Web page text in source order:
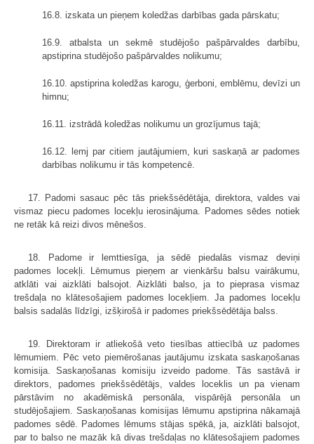
16.8. izskata un pieņem koledžas darbības gada pārskatu;
16.9. atbalsta un sekmē studējošo pašpārvaldes darbību,
apstiprina studējošo pašpārvaldes nolikumu;
16.10. apstiprina koledžas karogu, ģerboni, emblēmu, devīzi un
himnu;
16.11. izstrādā koledžas nolikumu un grozījumus tajā;
16.12. lemj par citiem jautājumiem, kuri saskaņā ar padomes
darbības nolikumu ir tās kompetencē.
17. Padomi sasauc pēc tās priekšsēdētāja, direktora, valdes vai
vismaz piecu padomes locekļu ierosinājuma. Padomes sēdes notiek
ne retāk kā reizi divos mēnešos.
18. Padome ir lemttiesīga, ja sēdē piedalās vismaz deviņi
padomes locekļi. Lēmumus pieņem ar vienkāršu balsu vairākumu,
atklāti vai aizklāti balsojot. Aizklāti balso, ja to pieprasa vismaz
trešdaļa no klātesošajiem padomes locekļiem. Ja padomes locekļu
balsis sadalās līdzīgi, izšķirošā ir padomes priekšsēdētāja balss.
19. Direktoram ir atliekošā veto tiesības attiecībā uz padomes
lēmumiem. Pēc veto piemērošanas jautājumu izskata saskaņošanas
komisija. Saskaņošanas komisiju izveido padome. Tās sastāvā ir
direktors, padomes priekšsēdētājs, valdes loceklis un pa vienam
pārstāvim no akadēmiskā personāla, vispārējā personāla un
studējošajiem. Saskaņošanas komisijas lēmumu apstiprina nākamajā
padomes sēdē. Padomes lēmums stājas spēkā, ja, aizklāti balsojot,
par to balso ne mazāk kā divas trešdaļas no klātesošajiem padomes